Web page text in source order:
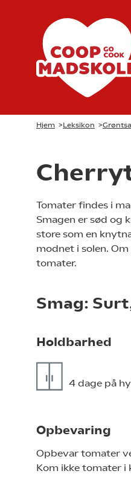
Hjem >Leksikon >
Tomater findes i
Smagen er sød og
store som en
modnet i solen.
tomater.
Smag:
Holdbarhed
4 dage på
Opbevaring
Opbevar tomater
Kom ikke tomater i